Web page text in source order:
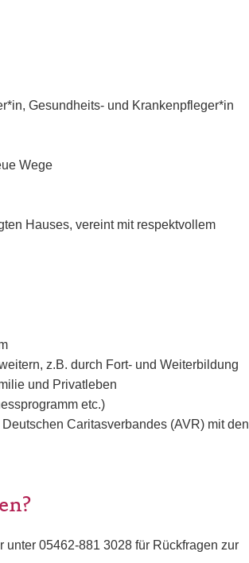
Gesundheits- und Krankenpfleger*in
Wege
Hauses, vereint mit respektvollem
z.B. durch Fort- und Weiterbildung
und Privatleben
etc.)
Caritasverbandes (AVR) mit den
05462-881 3028 für Rückfragen zur